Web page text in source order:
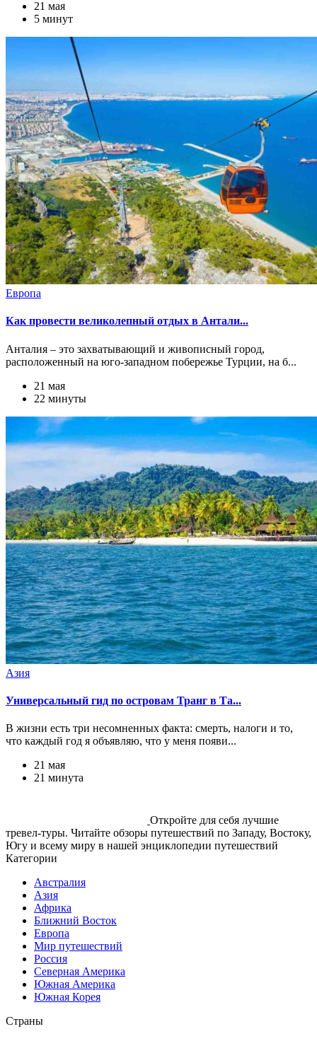
21 мая
5 минут
Европа
Как провести великолепный отдых в Антали...
Анталия – это захватывающий и живописный город,
расположенный на юго-западном побережье Турции, на б...
21 мая
22 минуты
Азия
Универсальный гид по островам Транг в Та...
В жизни есть три несомненных факта: смерть, налоги и то,
что каждый год я объявляю, что у меня появи...
21 мая
21 минута
Откройте для себя лучшие
тревел-туры. Читайте обзоры путешествий по Западу, Востоку,
Югу и всему миру в нашей энциклопедии путешествий
Категории
Австралия
Азия
Африка
Ближний Восток
Европа
Мир путешествий
Россия
Северная Америка
Южная Америка
Южная Корея
Страны